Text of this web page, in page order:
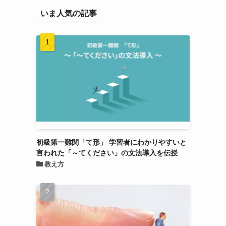
いま人気の記事
初級第一難関「て形」 学習者にわかりやすいと
言われた「～てください」の文法導入を伝授
教え方